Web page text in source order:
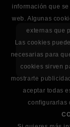
Para la
información que
web. Algunas
externas que
Las cookies
necesarias para
cookies sirven
mostrarte
aceptar todas
configurarlas